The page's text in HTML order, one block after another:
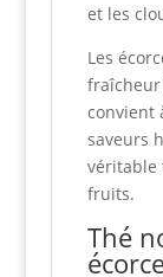
et les
Les
convient
saveurs
véritable
fruits.
Thé